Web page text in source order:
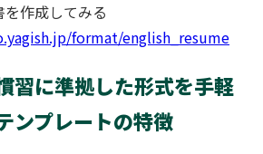
作成してみる
format/english_resume
習に準拠した形式を手軽
ンプレートの特徴